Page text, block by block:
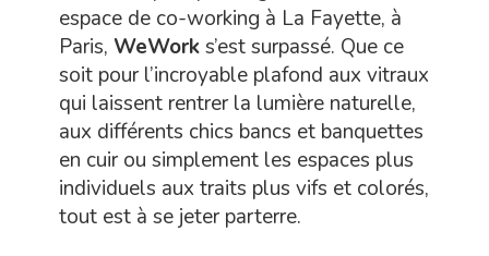
espace de co-working à La Fayette, à
Paris, WeWorks’est surpassé. Que ce
soit pour l’incroyable plafond aux vitraux
qui laissent rentrer la lumière naturelle,
aux différents chics bancs et banquettes
en cuir ou simplement les espaces plus
individuels aux traits plus vifs et colorés,
tout est à se jeter parterre.